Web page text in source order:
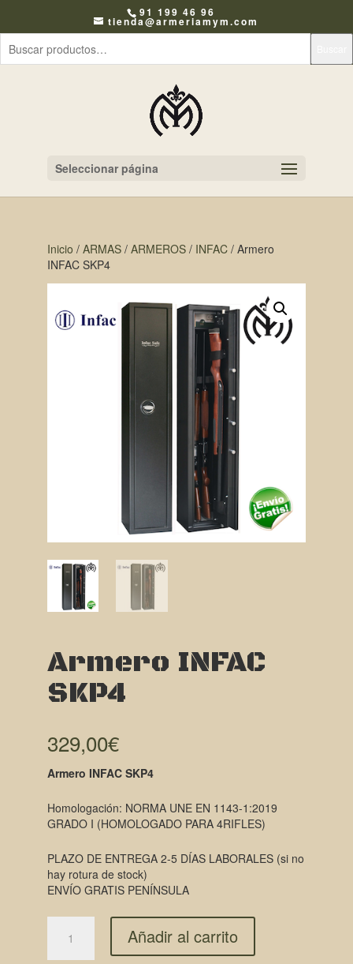
91 199 46 96
tienda@armeriamym.com
Seleccionar página
Inicio / ARMAS/ ARMEROS/ INFAC/ Armero
INFAC SKP4
Armero INFAC
SKP4
329,00€
Armero INFAC SKP4
Homologación: NORMA UNE EN 1143-1:2019
GRADO I (HOMOLOGADO PARA 4RIFLES)
PLAZO DE ENTREGA 2-5 DÍAS LABORALES (si no
hay rotura de stock)
ENVÍO GRATIS PENÍNSULA
Añadir al carrito